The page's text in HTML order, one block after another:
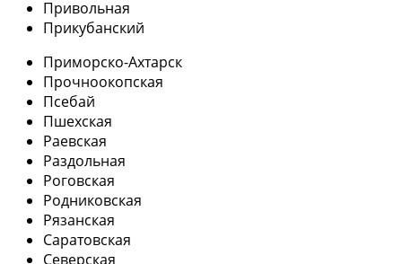
Привольная
Прикубанский
Приморско-Ахтарск
Прочноокопская
Псебай
Пшехская
Раевская
Раздольная
Роговская
Родниковская
Рязанская
Саратовская
Северская